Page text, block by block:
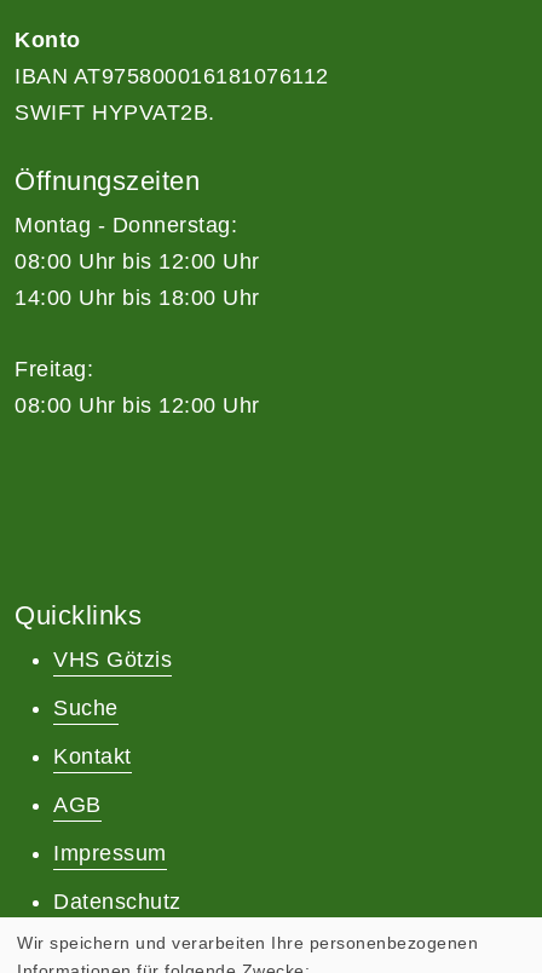
Konto
IBAN AT975800016181076112
SWIFT HYPVAT2B.
Öffnungszeiten
Montag - Donnerstag:
08:00 Uhr bis 12:00 Uhr
14:00 Uhr bis 18:00 Uhr
Freitag:
08:00 Uhr bis 12:00 Uhr
Quicklinks
VHS Götzis
Suche
Kontakt
AGB
Impressum
Datenschutz
Wir speichern und verarbeiten Ihre personenbezogenen